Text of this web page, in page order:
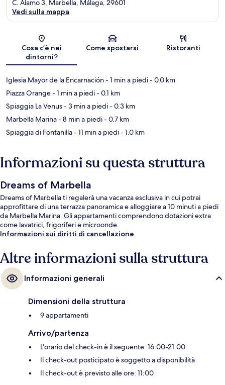
Mappa
C. Álamo 3, Marbella, Málaga, 29601
Vedi sulla mappa
Cosa c’è nei
dintorni?
Come spostarsi Ristoranti
Iglesia Mayor de la Encarnación- 1 min a piedi- 0.0 km
Piazza Orange- 1 min a piedi- 0.1 km
Spiaggia La Venus- 3 min a piedi- 0.3 km
Marbella Marina- 8 min a piedi- 0.7 km
Spiaggia di Fontanilla- 11 min a piedi- 1.0 km
Informazioni su questa struttura
Dreams of Marbella
Dreams of Marbella ti regalerà una vacanza esclusiva in cui potrai
approfittare di una terrazza panoramica e alloggiare a 10 minuti a piedi
da Marbella Marina. Gli appartamenti comprendono dotazioni extra
come lavatrici, frigoriferi e microonde.
Informazioni sui diritti di cancellazione
Altre informazioni sulla struttura
Informazioni generali
Dimensioni della struttura
9 appartamenti
Arrivo/partenza
L'orario del check-in è il seguente: 16:00-21:00
Il check-out posticipato è soggetto a disponibilità
Il check-out è previsto alle ore: 11:00